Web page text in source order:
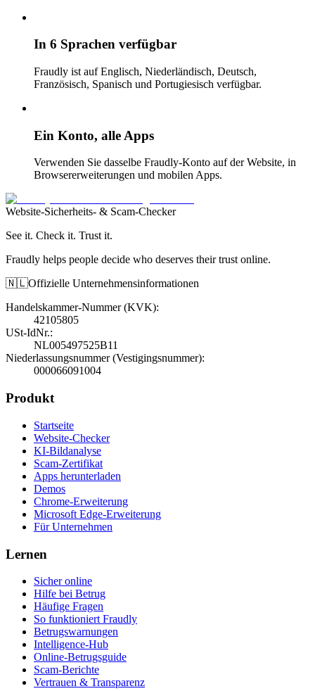
In 6 Sprachen verfügbar
Fraudly ist auf Englisch, Niederländisch, Deutsch,
Französisch, Spanisch und Portugiesisch verfügbar.
Ein Konto, alle Apps
Verwenden Sie dasselbe Fraudly-Konto auf der Website, in
Browsererweiterungen und mobilen Apps.
Website-Sicherheits- & Scam-Checker
See it. Check it. Trust it.
Fraudly helps people decide who deserves their trust online.
🇳🇱Offizielle Unternehmensinformationen
Handelskammer-Nummer (KVK):
42105805
USt-IdNr.:
NL005497525B11
Niederlassungsnummer (Vestigingsnummer):
000066091004
Produkt
Startseite
Website-Checker
KI-Bildanalyse
Scam-Zertifikat
Apps herunterladen
Demos
Chrome-Erweiterung
Microsoft Edge-Erweiterung
Für Unternehmen
Lernen
Sicher online
Hilfe bei Betrug
Häufige Fragen
So funktioniert Fraudly
Betrugswarnungen
Intelligence-Hub
Online-Betrugsguide
Scam-Berichte
Vertrauen & Transparenz